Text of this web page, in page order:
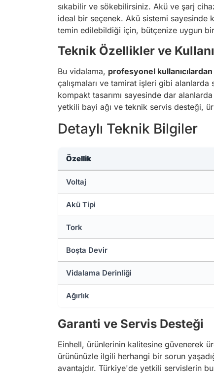
sıkabilir ve sökebilirsiniz. Akü ve şarj
ideal bir seçenek. Akü sistemi sayesinde
temin edilebildiği için, bütçenize uygun
Teknik Özellikler ve
Bu vidalama, profesyonel kullanıcılardan
çalışmaları ve tamirat işleri gibi
kompakt tasarımı sayesinde dar
yetkili bayi ağı ve teknik servis desteği,
Detaylı Teknik Bilgiler
Özellik
Voltaj
Akü Tipi
Tork
Boşta Devir
Vidalama Derinliği
Ağırlık
Garanti ve Servis Desteği
Einhell, ürünlerinin kalitesine güvenerek
ürününüzle ilgili herhangi bir sorun
avantajdır. Türkiye'de yetkili servislerin